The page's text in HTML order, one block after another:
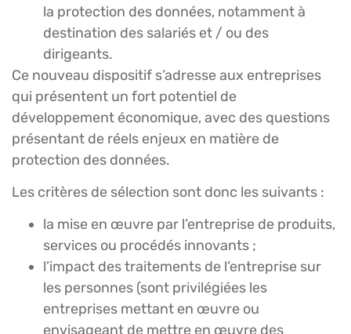
la protection des données, notamment à
destination des salariés et / ou des
dirigeants.
Ce nouveau dispositif s’adresse aux entreprises
qui présentent un fort potentiel de
développement économique, avec des questions
présentant de réels enjeux en matière de
protection des données.
Les critères de sélection sont donc les suivants :
la mise en œuvre par l’entreprise de produits,
services ou procédés innovants ;
l’impact des traitements de l’entreprise sur
les personnes (sont privilégiées les
entreprises mettant en œuvre ou
envisageant de mettre en œuvre des